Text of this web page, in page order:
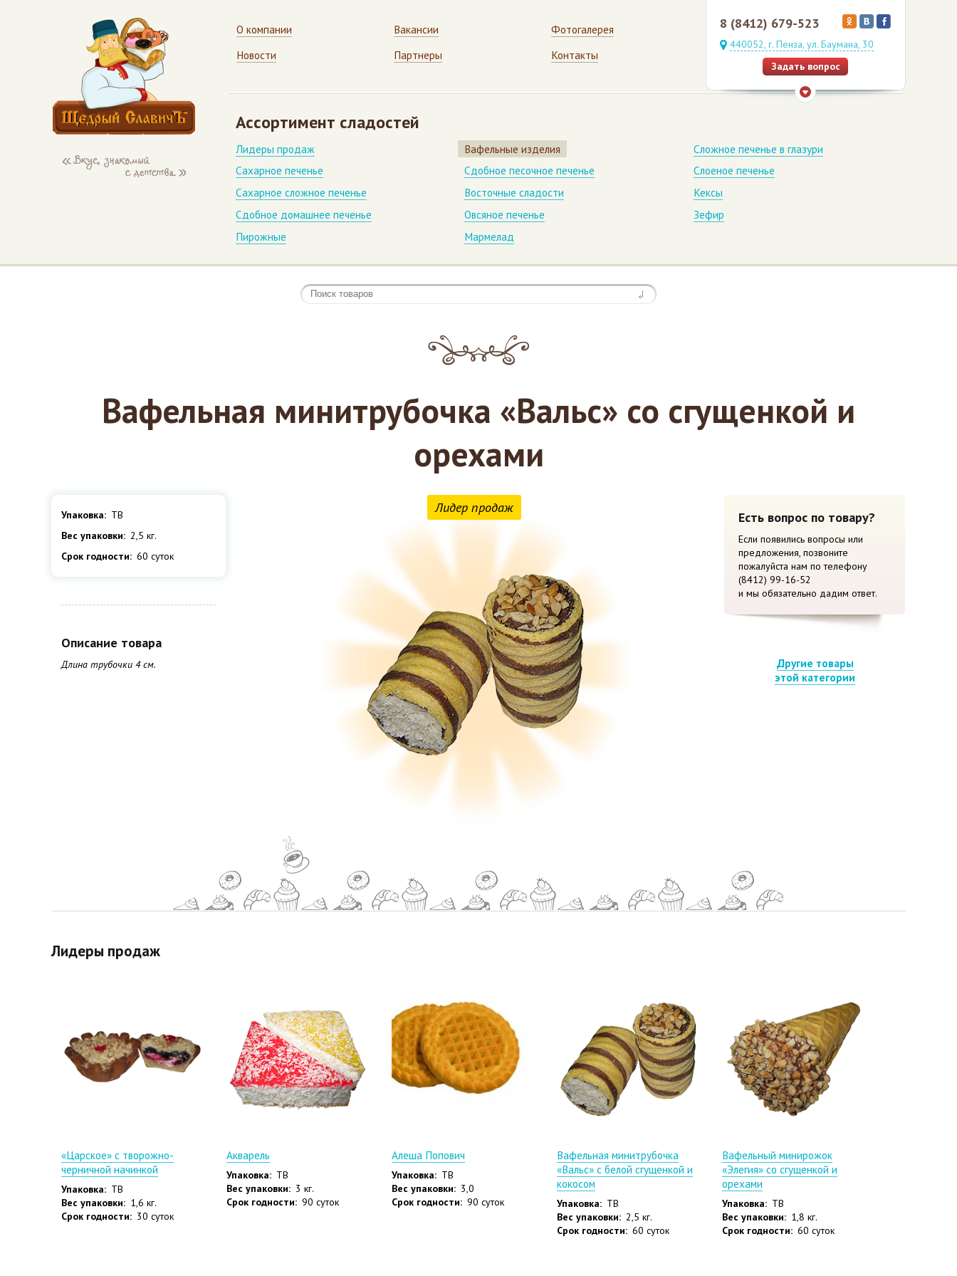
8 (8412) 679-523
440052, г. Пенза, ул. Баумана, 30
Задать вопрос
О компании
Новости
Вакансии
Партнеры
Фотогалерея
Контакты
Ассортимент сладостей
Лидеры продаж
Сахарное печенье
Сахарное сложное печенье
Сдобное домашнее печенье
Пирожные
Вафельные изделия
Сдобное песочное печенье
Восточные сладости
Овсяное печенье
Мармелад
Сложное печенье в глазури
Слоеное печенье
Кексы
Зефир
Вафельная минитрубочка «Вальс» со сгущенкой и
орехами
Упаковка: ТВ
Вес упаковки: 2,5 кг.
Срок годности: 60 суток
Описание товара
Длина трубочки 4 см.
Есть вопрос по товару?
Если появились вопросы или
предложения, позвоните
пожалуйста нам по телефону
(8412) 99-16-52
и мы обязательно дадим ответ.
Другие товары
этой категории
Лидер продаж
Лидеры продаж
«Царское» с творожно-
черничной начинкой
Упаковка: ТВ
Вес упаковки: 1,6 кг.
Срок годности: 30 суток
Акварель
Упаковка: ТВ
Вес упаковки: 3 кг.
Срок годности: 90 суток
Алеша Попович
Упаковка: ТВ
Вес упаковки: 3,0
Срок годности: 90 суток
Вафельная минитрубочка
«Вальс» с белой сгущенкой и
кокосом
Упаковка: ТВ
Вес упаковки: 2,5 кг.
Срок годности: 60 суток
Вафельный минирожок
«Элегия» со сгущенкой и
орехами
Упаковка: ТВ
Вес упаковки: 1,8 кг.
Срок годности: 60 суток